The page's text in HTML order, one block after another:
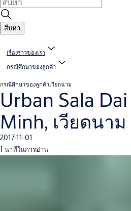
สืบหา
เรื่องราวของเรา
กรณีศึกษาของลูกค้า
กรณีศึกษาของลูกค้าเวียดนาม
Urban Sala
Minh, เวียดนาม
2017-11-01
1 นาทีในการอ่าน